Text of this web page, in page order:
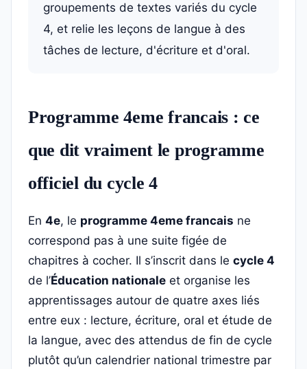
groupements de textes variés du cycle
4, et relie les leçons de langue à des
tâches de lecture, d'écriture et d'oral.
Programme 4eme francais : ce
que dit vraiment le programme
officiel du cycle 4
En 4e, le programme 4eme francais ne
correspond pas à une suite figée de
chapitres à cocher. Il s’inscrit dans le cycle 4
de l’Éducation nationale et organise les
apprentissages autour de quatre axes liés
entre eux : lecture, écriture, oral et étude de
la langue, avec des attendus de fin de cycle
plutôt qu’un calendrier national trimestre par